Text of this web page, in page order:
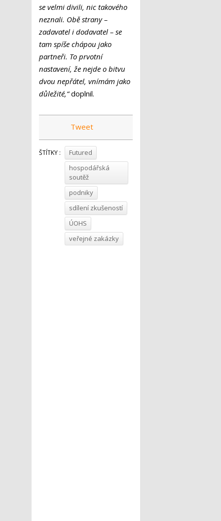
se velmi divili, nic takového
neznali. Obě strany –
zadavatel i dodavatel – se
tam spíše chápou jako
partneři. To prvotní
nastavení, že nejde o bitvu
dvou nepřátel, vnímám jako
důležité,“doplnil.
Tweet
ŠTÍTKY :
Futured
hospodářská
soutěž
podniky
sdílení zkušeností
ÚOHS
veřejné zakázky